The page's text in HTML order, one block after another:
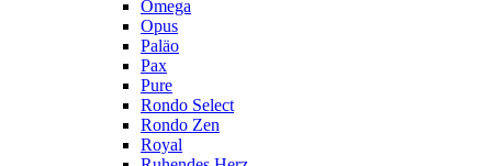
Omega
Opus
Paläo
Pax
Pure
Rondo Select
Rondo Zen
Royal